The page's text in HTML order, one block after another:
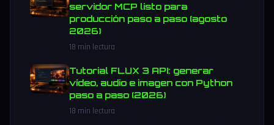
servidor MCP listo para
producción paso a paso (agosto
2026)
18 min lectura
Tutorial FLUX 3 API: generar
vídeo, audio e imagen con Python
paso a paso (2026)
18 min lectura